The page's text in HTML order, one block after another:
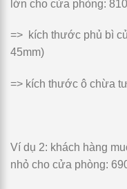
lớn cho cửa phòng:
=> kích thước phủ bì
45mm)
=> kích thước ô chừa
Ví dụ 2: khách hàng
nhỏ cho cửa phòng: